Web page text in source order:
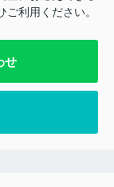
利用ください。
せ